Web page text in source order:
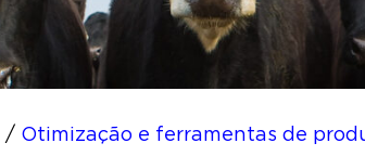
/ Otimização e ferramentas de